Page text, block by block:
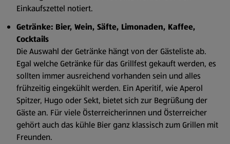
Einkaufszettel notiert.
Getränke: Bier, Wein, Säfte, Limonaden, Kaffee,
Cocktails
Die Auswahl der Getränke hängt von der Gästeliste ab.
Egal welche Getränke für das Grillfest gekauft werden, es
sollten immer ausreichend vorhanden sein und alles
frühzeitig eingekühlt werden. Ein Aperitif, wie Aperol
Spitzer, Hugo oder Sekt, bietet sich zur Begrüßung der
Gäste an. Für viele Österreicherinnen und Österreicher
gehört auch das kühle Bier ganz klassisch zum Grillen mit
Freunden.